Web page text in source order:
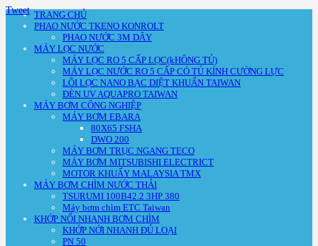
TRANG CHỦ
PHAO NƯỚC TKENO KONROLT
PHAO NƯỚC 3M DÂY
MÁY LỌC NƯỚC
MÁY LỌC RO 5 CẤP LỌC(kHÔNG TỦ)
MÁY LỌC NƯỚC RO 5 CẤP CÓ TỦ KÍNH CƯỜNG LỰC
LÕI LỌC NANO BẠC DIỆT KHUẨN TAIWAN
ĐÈN UV AQUAPRO TAIWAN
MÁY BƠM CÔNG NGHIỆP
MÁY BƠM EBARA
80X65 FSHA
DWO 200
MÁY BƠM TRỤC NGANG TECO
MÁY BƠM MITSUBISHI ELECTRICT
MOTOR KHUẤY MALAYSIA TMX
MÁY BƠM CHÌM NƯỚC THẢI
TSURUMI 100B42.2 3HP 380
Máy bơm chìm ETC Taiwan
KHỚP NỐI NHANH BƠM CHÌM
KHỚP NỚI NHANH ĐỦ LOẠI
PN 50
Tweet